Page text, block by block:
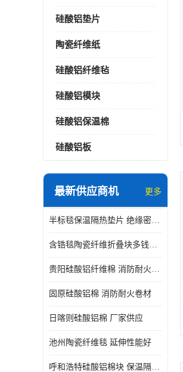
硅酸铝垫片
陶瓷纤维纸
硅酸铝纤维毡
硅酸铝模块
硅酸铝保温棉
硅酸铝板
最新供应商机 更多
半标毯保温隔热垫片 绝缘密封垫片
含锆毯陶瓷纤维折叠块多钱一立方 硅酸铝模块
贵阳硅酸铝纤维棉 消防耐火卷材
固原硅酸铝棉 消防耐火卷材
日喀则硅酸铝棉 厂家供应
池州陶瓷纤维毯 延伸性能好
呼和浩特硅酸铝棉块 保温隔热效果好